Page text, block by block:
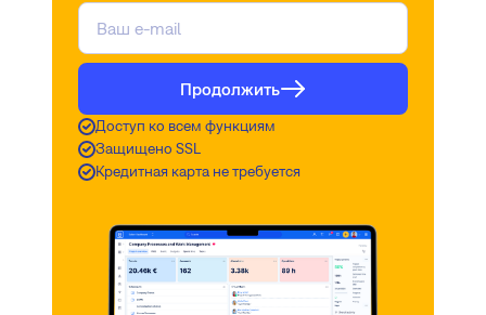
Продолжить
Доступ ко всем функциям
Защищено SSL
Кредитная карта не требуется